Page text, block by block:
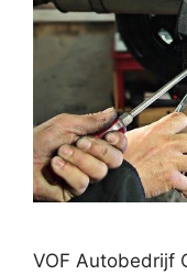
VOF Autobedrijf